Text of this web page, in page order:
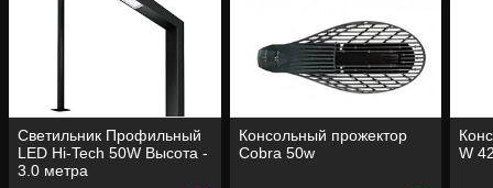
Светильник Профильный
LED Hi-Tech 50W Высота -
3.0 метра
Консольный прожектор
Cobra 50w
W